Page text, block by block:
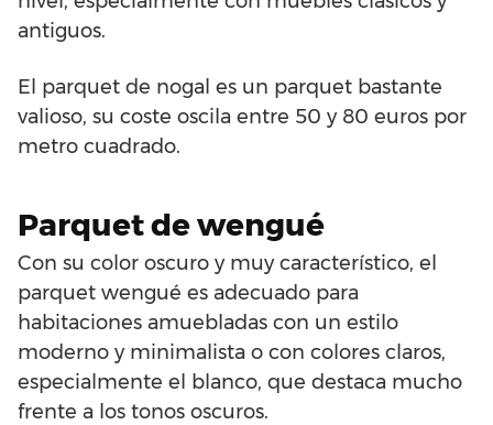
antiguos.
El parquet de nogal es un parquet bastante
valioso, su coste oscila entre 50 y 80 euros por
metro cuadrado.
Parquet de wengué
Con su color oscuro y muy característico, el
parquet wengué es adecuado para
habitaciones amuebladas con un estilo
moderno y minimalista o con colores claros,
especialmente el blanco, que destaca mucho
frente a los tonos oscuros.